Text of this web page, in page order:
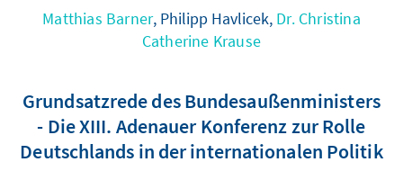
Matthias Barner, Philipp Havlicek, Dr. Christina
Catherine Krause
Grundsatzrede des Bundesaußenministers
- Die XIII. Adenauer Konferenz zur Rolle
Deutschlands in der internationalen Politik